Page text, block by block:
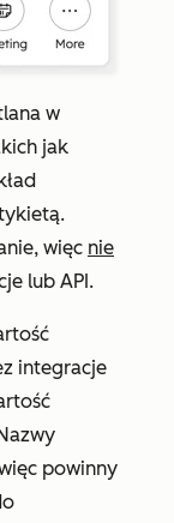
w
jak
więc nie
lub API.
integracje
powinny